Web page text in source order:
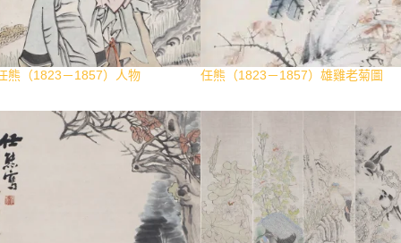
熊（1823－1857）人物 任熊（1823－1857）雄雞老菊圖